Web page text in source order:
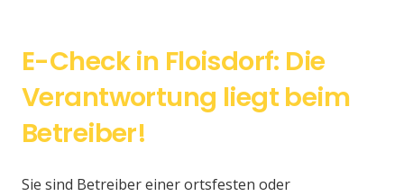
E-Check in Floisdorf: Die
Verantwortung liegt beim
Betreiber!
Sie sind Betreiber einer ortsfesten oder